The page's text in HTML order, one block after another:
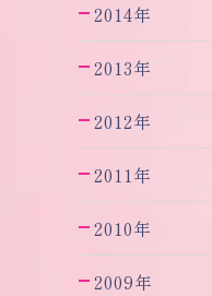
2014年
2013年
2012年
2011年
2010年
2009年